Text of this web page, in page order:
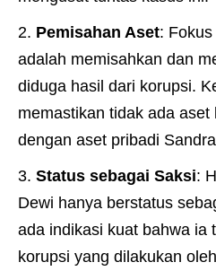
Pemisahan Aset:
adalah memisahkan dan
diduga hasil dari korupsi.
memastikan tidak ada
dengan aset pribadi
Status sebagai Saksi:
Dewi hanya berstatus
ada indikasi kuat bahwa ia
korupsi yang dilakukan